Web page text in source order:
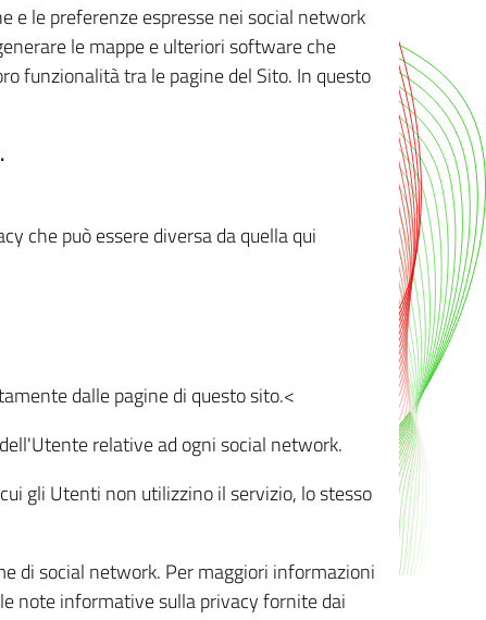
e le preferenze espresse nei social network
le mappe e ulteriori software che
funzionalità tra le pagine del Sito. In questo
che può essere diversa da quella qui
dalle pagine di questo sito.<
relative ad ogni social network.
gli Utenti non utilizzino il servizio, lo stesso
di social network. Per maggiori informazioni
note informative sulla privacy fornite dai